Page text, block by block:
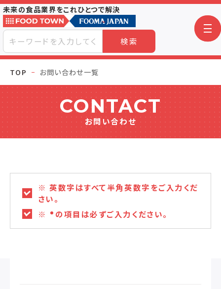
未来の食品業界をこれひとつで解決
検索
TOP お問い合わせ一覧
CONTACT
お問い合わせ
※ 英数字はすべて半角英数字をご入力くだ
さい。
※ の項目は必ずご入力ください。